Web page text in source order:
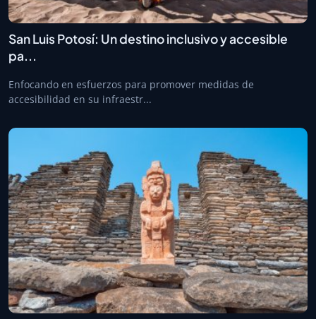
San Luis Potosí: Un destino inclusivo y accesible
pa...
Enfocando en esfuerzos para promover medidas de
accesibilidad en su infraestr...